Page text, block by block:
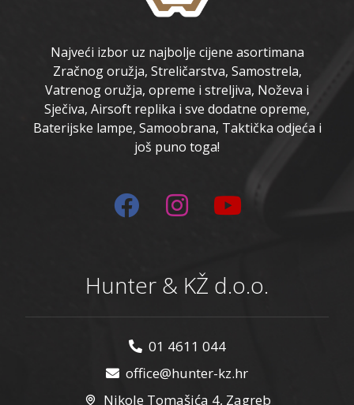
Najveći izbor uz najbolje cijene asortimana
Zračnog oružja, Streličarstva, Samostrela,
Vatrenog oružja, opreme i streljiva, Noževa i
Sječiva, Airsoft replika i sve dodatne opreme,
Baterijske lampe, Samoobrana, Taktička odjeća i
još puno toga!
Hunter & KŽ d.o.o.
01 4611 044
office@hunter-kz.hr
Nikole Tomašića 4, Zagreb